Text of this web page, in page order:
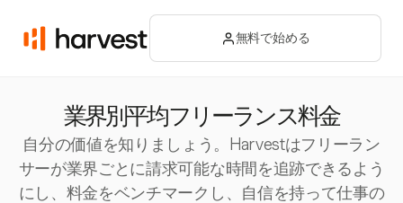
無料で始める
業界別平均フリーランス料金
自分の価値を知りましょう。Harvestはフリーラン
サーが業界ごとに請求可能な時間を追跡できるよう
にし、料金をベンチマークし、自信を持って仕事の